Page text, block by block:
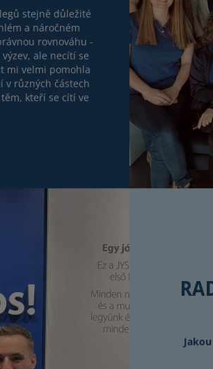
stejně důležité
a náročném
rovnováhu -
ale necítí se
mi velmi pomohla
v různých částech
kteří se cítí ve